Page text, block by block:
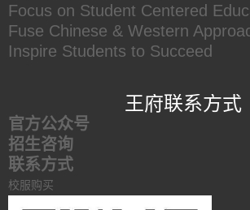
Focus on Student Centered
Fuse Chinese & Western
Inspire Students to Succeed
王府联系方式
官方公众号
招生咨询
联系方式
校服购买